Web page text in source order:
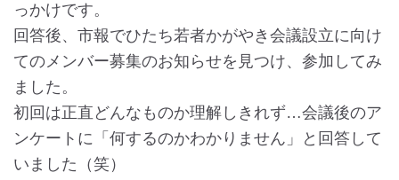
っかけです。
回答後、市報でひたち若者かがやき会議設立に向け
てのメンバー募集のお知らせを見つけ、参加してみ
ました。
初回は正直どんなものか理解しきれず…会議後のア
ンケートに「何するのかわかりません」と回答して
いました（笑）